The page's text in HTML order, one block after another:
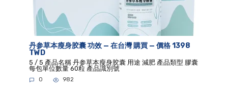
丹参草本瘦身胶囊 功效 — 在台灣 購買 — 價格 1398
TWD
5 / 5 產品名稱 丹参草本瘦身胶囊 用途 減肥 產品類型 膠囊
每包單位數量 60粒 產品識別號
0 982